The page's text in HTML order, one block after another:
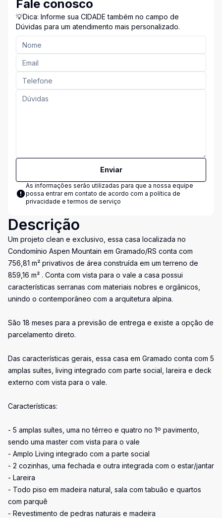
Fale conosco
💡Dica: Informe sua CIDADE também no campo de
Dúvidas para um atendimento mais personalizado.
Enviar
As informações serão utilizadas para que a nossa equipe
possa entrar em contato de acordo com a política de
privacidade e termos de serviço
Descrição
Um projeto clean e exclusivo, essa casa localizada no
Condomínio Aspen Mountain em Gramado/RS conta com
756,81 m² privativos de área construída em um terreno de
859,16 m² . Conta com vista para o vale a casa possui
características serranas com materiais nobres e orgânicos,
unindo o contemporâneo com a arquitetura alpina.
São 18 meses para a previsão de entrega e existe a opção de
parcelamento direto.
Das características gerais, essa casa em Gramado conta com 5
amplas suítes, living integrado com parte social, lareira e deck
externo com vista para o vale.
Características:
- 5 amplas suítes, uma no térreo e quatro no 1º pavimento,
sendo uma master com vista para o vale
- Amplo Living integrado com a parte social
- 2 cozinhas, uma fechada e outra integrada com o estar/jantar
- Lareira
- Todo piso em madeira natural, sala com tabuão e quartos
com parquê
- Revestimento de pedras naturais e madeira